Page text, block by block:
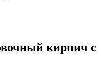
кирпич с